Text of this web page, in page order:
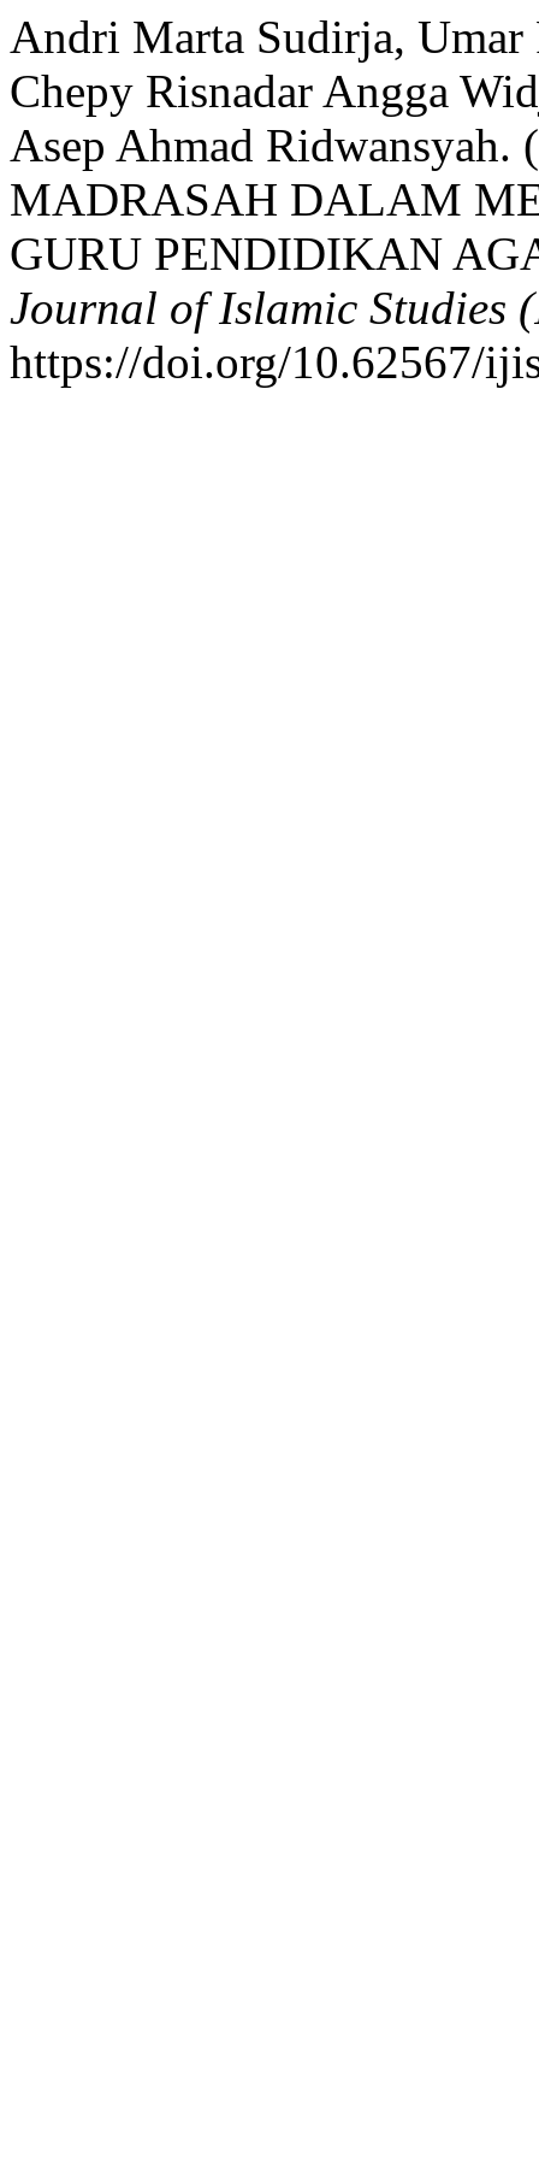
Andri Marta Sudirja, Umar
Chepy Risnadar Angga
Asep Ahmad
MADRASAH DALAM
GURU PENDIDIKAN
Journal of Islamic Studies
https://doi.org/10.62567/